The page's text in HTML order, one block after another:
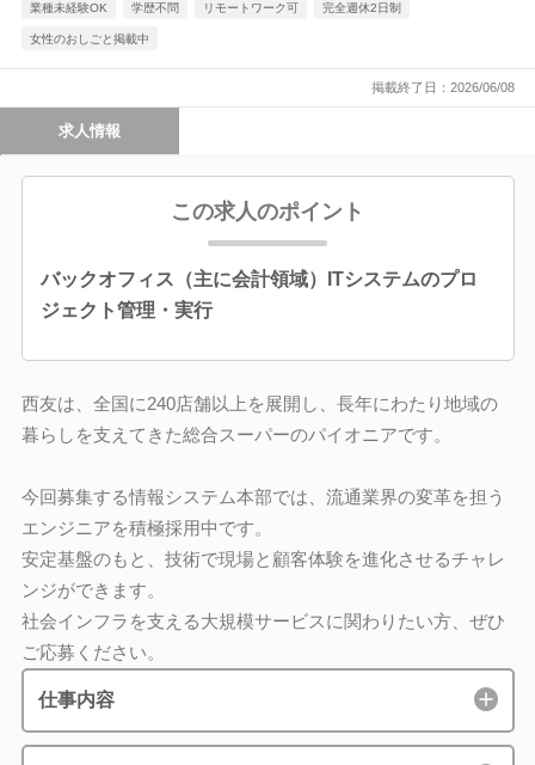
業種未経験OK 学歴不問 リモートワーク可 完全週休2日制
女性のおしごと掲載中
掲載終了日：2026/06/08
求人情報
この求人のポイント
バックオフィス（主に会計領域）ITシステムのプロ
ジェクト管理・実行
西友は、全国に240店舗以上を展開し、長年にわたり地域の
暮らしを支えてきた総合スーパーのパイオニアです。
今回募集する情報システム本部では、流通業界の変革を担う
エンジニアを積極採用中です。
安定基盤のもと、技術で現場と顧客体験を進化させるチャレ
ンジができます。
社会インフラを支える大規模サービスに関わりたい方、ぜひ
ご応募ください。
仕事内容